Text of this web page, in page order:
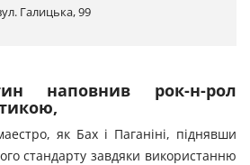
Галицька, 99
наповнив рок-н-рол
як Бах і Паганіні, піднявши
стандарту завдяки використанню